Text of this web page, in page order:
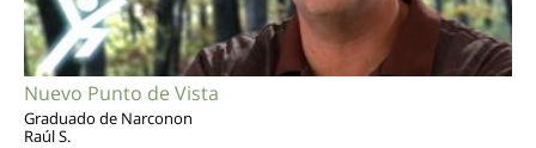
Nuevo Punto de Vista
Graduado de Narconon
Raúl S.